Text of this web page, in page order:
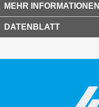
MEHR INFORMATIONEN
DATENBLATT